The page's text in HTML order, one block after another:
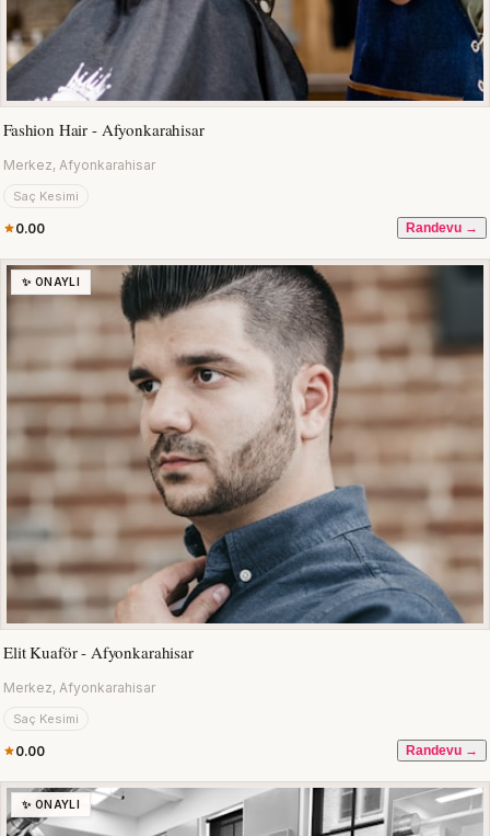
Fashion Hair - Afyonkarahisar
Merkez, Afyonkarahisar
Saç Kesimi
0.00 Randevu →
✨ ONAYLI
Elit Kuaför - Afyonkarahisar
Merkez, Afyonkarahisar
Saç Kesimi
0.00 Randevu →
✨ ONAYLI